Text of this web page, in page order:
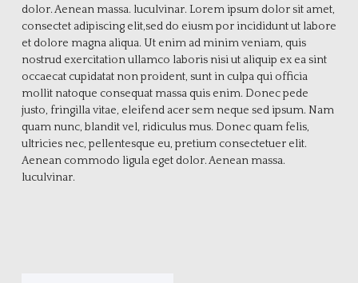
dolor. Aenean massa. luculvinar. Lorem ipsum dolor sit amet,
consectet adipiscing elit,sed do eiusm por incididunt ut labore
et dolore magna aliqua. Ut enim ad minim veniam, quis
nostrud exercitation ullamco laboris nisi ut aliquip ex ea sint
occaecat cupidatat non proident, sunt in culpa qui officia
mollit natoque consequat massa quis enim. Donec pede
justo, fringilla vitae, eleifend acer sem neque sed ipsum. Nam
quam nunc, blandit vel, ridiculus mus. Donec quam felis,
ultricies nec, pellentesque eu, pretium consectetuer elit.
Aenean commodo ligula eget dolor. Aenean massa.
luculvinar.